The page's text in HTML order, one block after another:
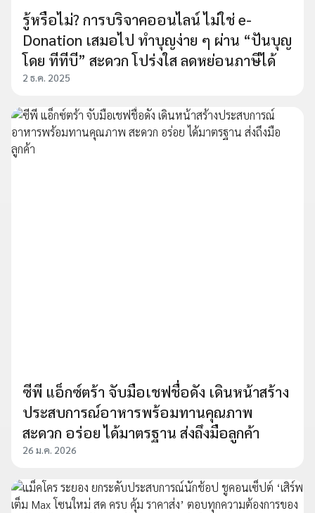
รู้หรือไม่? การบริจาคออนไลน์ ไม่ใช่ e-
Donation เสมอไป ทำบุญง่าย ๆ ผ่าน “ปันบุญ
โดย ทีทีบี” สะดวก โปร่งใส ลดหย่อนภาษีได้
2 ธ.ค. 2025
ซีพี แอ็กซ์ตร้า จับมือเชฟชื่อดัง เดินหน้าสร้าง
ประสบการณ์อาหารพร้อมทานคุณภาพ
สะดวก อร่อย ได้มาตรฐาน ส่งถึงมือลูกค้า
26 ม.ค. 2026